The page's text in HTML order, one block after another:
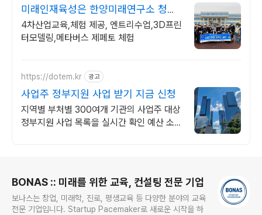
미래인재육성은 한양미래연구소 청소
년 캠프 전문
4차산업교육,체험 제공, 엔트리수업,3D프린
터모델링,메타버스 제페토 체험
https://dotem.kr 광고
사업주 정부지원 사업 받기 지금 신청
지역별 부처별 300여개 기관의 사업주 대상
정부지원 사업 목록을 실시간 확인 예산 소진
BONAS :: 미래를 위한 교육, 컨설팅 전문 기업
보나스는 창업, 미래학, 진로, 평생교육 등 다양한 분야의 교육
전문 기업입니다. Startup Pacemaker로 새로운 시작을 하